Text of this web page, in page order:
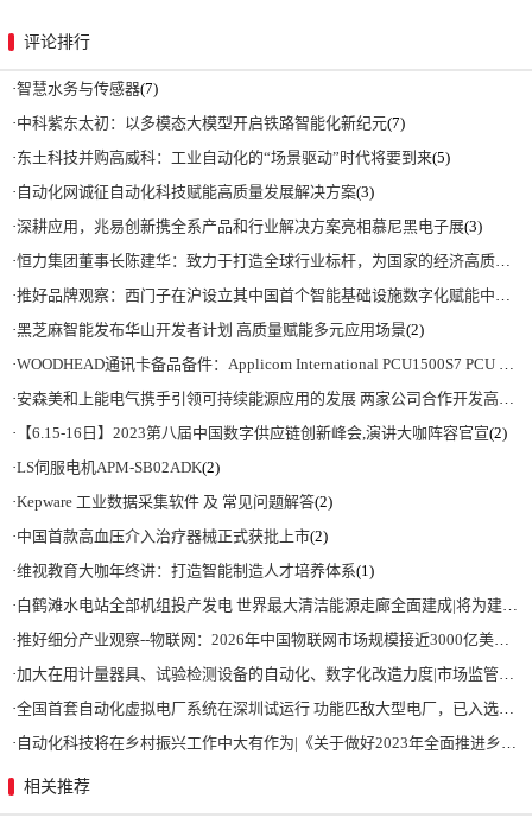
评论排行
·智慧水务与传感器(7)
·中科紫东太初：以多模态大模型开启铁路智能化新纪元(7)
·东土科技并购高威科：工业自动化的“场景驱动”时代将要到来(5)
· 自动化网诚征自动化科技赋能高质量发展解决方案(3)
·深耕应用，兆易创新携全系产品和行业解决方案亮相慕尼黑电子展(3)
·恒力集团董事长陈建华：致力于打造全球行业标杆，为国家的经济高质量发展贡献更大力量|上海电气集团党委书记、董事长吴磊来访
·推好品牌观察：西门子在沪设立其中国首个智能基础设施数字化赋能中心
·黑芝麻智能发布华山开发者计划 高质量赋能多元应用场景(2)
·WOODHEAD通讯卡备品备件：Applicom International PCU1500S7 PCU 1500 S7 V4.5.0
·安森美和上能电气携手引领可持续能源应用的发展 两家公司合作开发高性能储能和太阳能组串式逆变器方案 以实现可持续的未来
· 【6.15-16日】2023第八届中国数字供应链创新峰会,演讲大咖阵容官宣(2)
·LS伺服电机APM-SB02ADK(2)
·Kepware 工业数据采集软件 及 常见问题解答(2)
·中国首款高血压介入治疗器械正式获批上市(2)
·维视教育大咖年终讲：打造智能制造人才培养体系(1)
·白鹤滩水电站全部机组投产发电 世界最大清洁能源走廊全面建成|将为建设新型能源体系、保障国家能源安全、实现“双碳”目标提供有力支撑
·推好细分产业观察--物联网：2026年中国物联网市场规模接近3000亿美元 智慧工厂、智慧城市、智慧电网等将占60%以上
·加大在用计量器具、试验检测设备的自动化、数字化改造力度|市场监管总局 工业和信息化部 关于促进企业计量能力提升的指导意见
·全国首套自动化虚拟电厂系统在深圳试运行 功能匹敌大型电厂，已入选国际典型案例
· 自动化科技将在乡村振兴工作中大有作为|《关于做好2023年全面推进乡村振兴重点工作的意见》发布
相关推荐